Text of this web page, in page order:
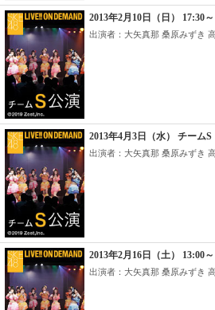
2013年2月10日（日） 17:30
出演者：大矢真那 桑原みずき 高
2013年4月3日（水） チーム
出演者：大矢真那 桑原みずき 高
2013年2月16日（土） 13:00
出演者：大矢真那 桑原みずき 高